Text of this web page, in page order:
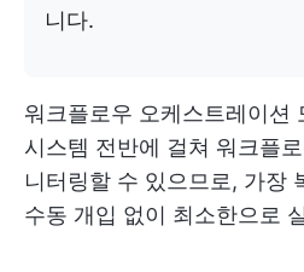
니다.
워크플로우 오케스트레이션
시스템 전반에 걸쳐 워크플
니터링할 수 있으므로, 가장
수동 개입 없이 최소한으로